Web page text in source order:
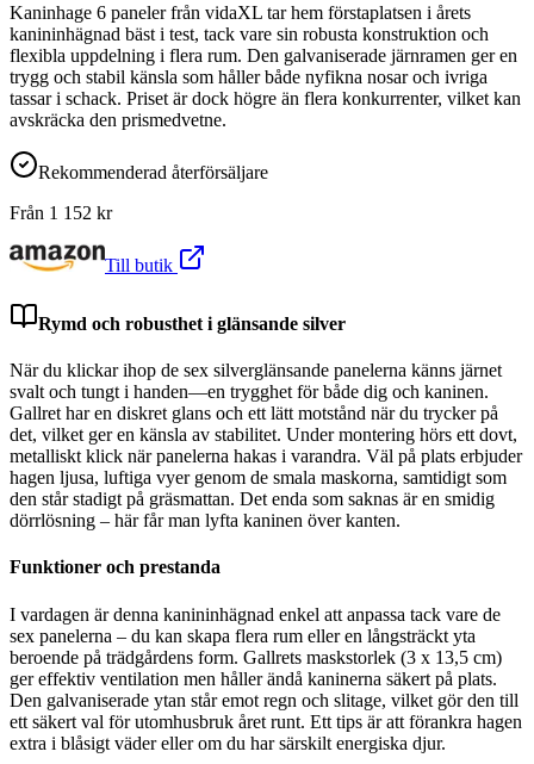
Kaninhage 6 paneler från vidaXL tar hem förstaplatsen i årets
kanininhägnad bäst i test, tack vare sin robusta konstruktion och
flexibla uppdelning i flera rum. Den galvaniserade järnramen ger en
trygg och stabil känsla som håller både nyfikna nosar och ivriga
tassar i schack. Priset är dock högre än flera konkurrenter, vilket kan
avskräcka den prismedvetne.
Rekommenderad återförsäljare
Från 1 152 kr
Till butik
Rymd och robusthet i glänsande silver
När du klickar ihop de sex silverglänsande panelerna känns järnet
svalt och tungt i handen—en trygghet för både dig och kaninen.
Gallret har en diskret glans och ett lätt motstånd när du trycker på
det, vilket ger en känsla av stabilitet. Under montering hörs ett dovt,
metalliskt klick när panelerna hakas i varandra. Väl på plats erbjuder
hagen ljusa, luftiga vyer genom de smala maskorna, samtidigt som
den står stadigt på gräsmattan. Det enda som saknas är en smidig
dörrlösning – här får man lyfta kaninen över kanten.
Funktioner och prestanda
I vardagen är denna kanininhägnad enkel att anpassa tack vare de
sex panelerna – du kan skapa flera rum eller en långsträckt yta
beroende på trädgårdens form. Gallrets maskstorlek (3 x 13,5 cm)
ger effektiv ventilation men håller ändå kaninerna säkert på plats.
Den galvaniserade ytan står emot regn och slitage, vilket gör den till
ett säkert val för utomhusbruk året runt. Ett tips är att förankra hagen
extra i blåsigt väder eller om du har särskilt energiska djur.